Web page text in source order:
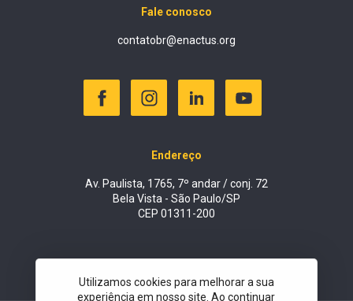
Fale conosco
contatobr@enactus.org
Endereço
Av. Paulista, 1765, 7º andar / conj. 72
Bela Vista - São Paulo/SP
CEP 01311-200
Utilizamos cookies para melhorar a sua
experiência em nosso site. Ao continuar